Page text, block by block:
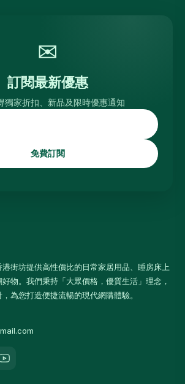
✉
訂閱最新優惠
獨家折扣、新品及限時優惠通知
免費訂閱
港街坊提供高性價比的日常家居用品、睡房床上
物。我們秉持「大眾價格，優質生活」理念，
為您打造便捷流暢的現代網購體驗。